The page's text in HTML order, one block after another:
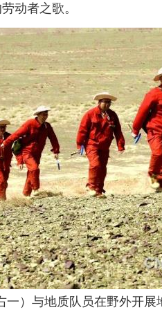
动者之歌。
一）与地质队员在野外开展